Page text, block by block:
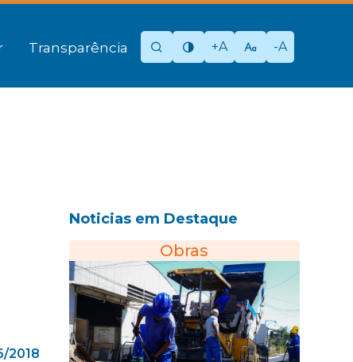
Transparência +A -A
2018
Noticias em Destaque
Obras